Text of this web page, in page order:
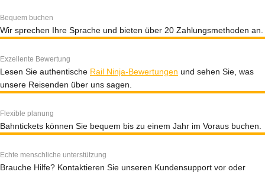
Bequem buchen
Wir sprechen Ihre Sprache und bieten über 20 Zahlungsmethoden an.
Exzellente Bewertung
Lesen Sie authentische Rail Ninja-Bewertungen und sehen Sie, was
unsere Reisenden über uns sagen.
Flexible planung
Bahntickets können Sie bequem bis zu einem Jahr im Voraus buchen.
Echte menschliche unterstützung
Brauche Hilfe? Kontaktieren Sie unseren Kundensupport vor oder